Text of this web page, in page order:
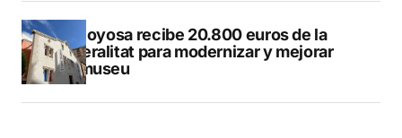
Villajoyosa recibe 20.800 euros de la
Generalitat para modernizar y mejorar
Vilamuseu